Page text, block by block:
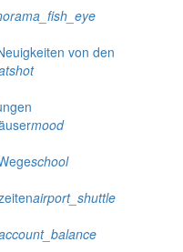
von den
mood
school
airport_shuttle